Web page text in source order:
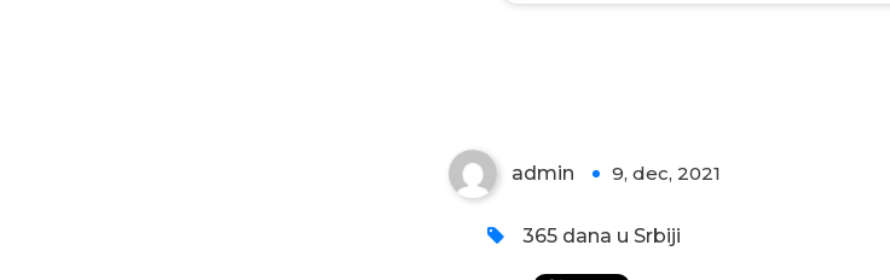
admin 9, dec, 2021
365 dana u Srbiji